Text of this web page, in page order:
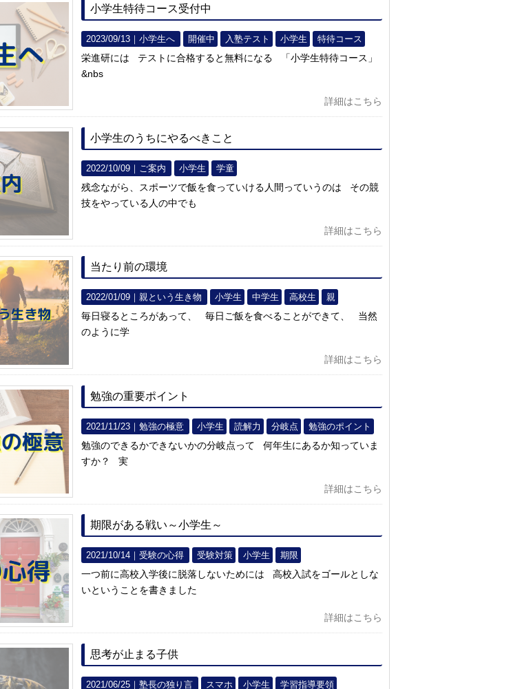
小学生特待コース受付中
2023/09/13｜小学生へ 開催中 入塾テスト 小学生 特待コース
栄進研には テストに合格すると無料になる 「小学生特待コース」
&nbs
詳細はこちら
小学生のうちにやるべきこと
2022/10/09｜ ご案内 小学生 学童
残念ながら、スポーツで飯を食っていける人間っていうのは その競
技をやっている人の中でも
詳細はこちら
当たり前の環境
2022/01/09｜親という生き物 小学生 中学生 高校生 親
毎日寝るところがあって、 毎日ご飯を食べることができて、 当然
のように学
詳細はこちら
勉強の重要ポイント
2021/11/23｜勉強の極意 小学生 読解力 分岐点 勉強のポイント
勉強のできるかできないかの分岐点って 何年生にあるか知っていま
すか？ 実
詳細はこちら
期限がある戦い～小学生～
2021/10/14｜受験の心得 受験対策 小学生 期限
一つ前に高校入学後に脱落しないためには 高校入試をゴールとしな
いということを書きました
詳細はこちら
思考が止まる子供
2021/06/25｜塾長の独り言 スマホ 小学生 学習指導要領